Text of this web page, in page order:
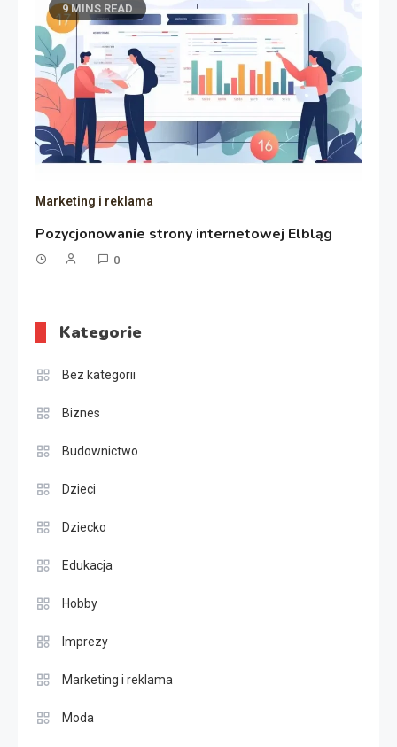
9 MINS READ
Marketing i reklama
Pozycjonowanie strony internetowej Elbląg
0
Kategorie
Bez kategorii
Biznes
Budownictwo
Dzieci
Dziecko
Edukacja
Hobby
Imprezy
Marketing i reklama
Moda